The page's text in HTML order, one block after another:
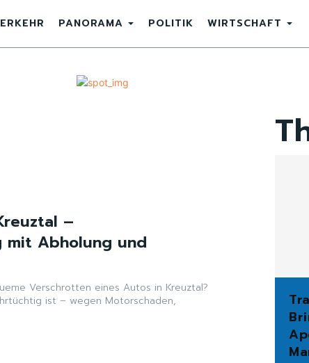
PANORAMA POLITIK WIRTSCHAFT
–
mit Abholung und
Verschrotten eines Autos in Kreuztal?
ist – wegen Motorschaden,